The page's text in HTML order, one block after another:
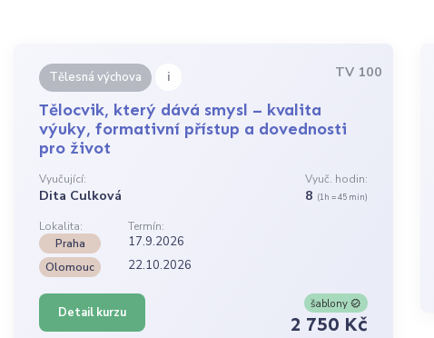
Tělesná výchova i TV 100
Tělocvik, který dává smysl – kvalita
výuky, formativní přístup a dovednosti
pro život
Vyučující:
Dita Culková
Vyuč. hodin:
8 (1h = 45 min)
Lokalita:
Termín:
Praha
17.9.2026
Olomouc 22.10.2026
Detail kurzu
šablony
2 750 Kč